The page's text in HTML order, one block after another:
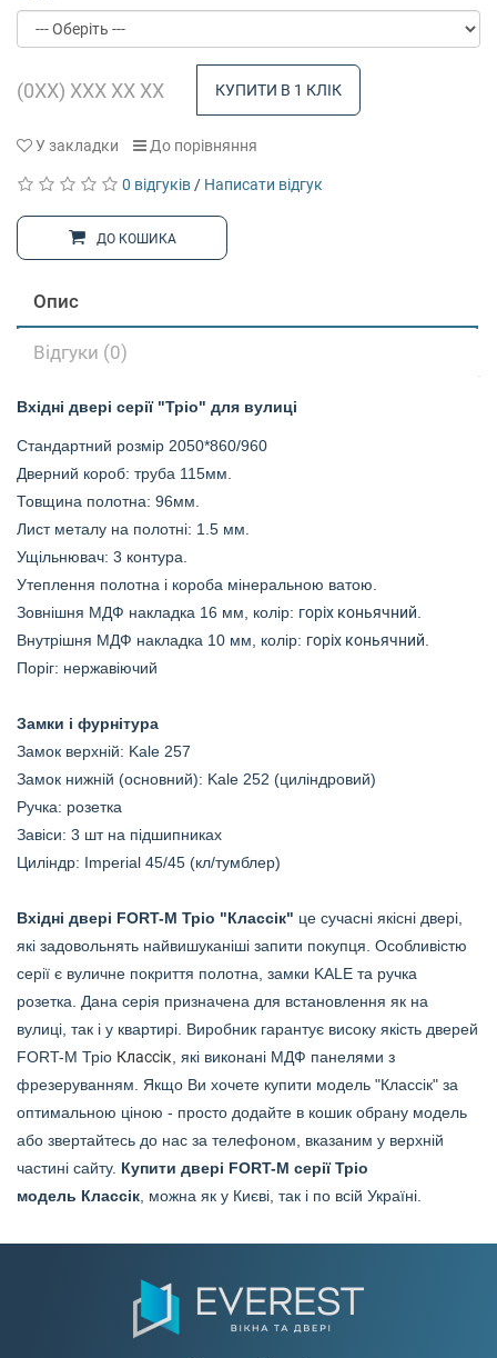
КУПИТИ В 1 КЛІК
У закладки До порівняння
0 відгуків / Написати відгук
ДО КОШИКА
Опис
Відгуки (0)
Вхідні двері серії "Тріо" для вулиці
Стандартний розмір 2050*860/960
Дверний короб: труба 115мм.
Товщина полотна: 96мм.
Лист металу на полотні: 1.5 мм.
Ущільнювач: 3 контура.
Утеплення полотна і короба мінеральною ватою.
Зовнішня МДФ накладка 16 мм, колір: горіх коньячний
Внутрішня МДФ накладка 10 мм, колір: горіх коньячний
Поріг: нержавіючий
Замки і фурнітура
Замок верхній: Kale 257
Замок нижній (основний): Kale 252 (циліндровий)
Ручка: розетка
Завіси: 3 шт на підшипниках
Циліндр: Imperial 45/45 (кл/тумблер)
Вхідні двері FORT-M Тріо "Классік" це сучасні якісні двері,
які задовольнять найвишуканіші запити покупця. Особливістю
серії є вуличне покриття полотна, замки KALE та ручка
розетка. Дана серія призначена для встановлення як на
вулиці, так і у квартирі. Виробник гарантує високу якість дверей
FORT-M Тріо Классік , які виконані МДФ панелями з
фрезеруванням. Якщо Ви хочете купити модель "Классік" за
оптимальною ціною - просто додайте в кошик обрану модель
або звертайтесь до нас за телефоном, вказаним у верхній
частині сайту. Купити двері FORT-M серії Тріо
модель Классік , можна як у Києві, так і по всій Україні.